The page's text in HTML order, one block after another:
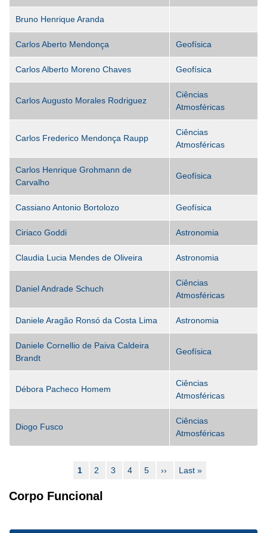
Bruno Henrique Aranda
Carlos Aberto Mendonça Geofísica
Carlos Alberto Moreno Chaves Geofísica
Carlos Augusto Morales Rodriguez
Ciências
Atmosféricas
Carlos Frederico Mendonça Raupp
Ciências
Atmosféricas
Carlos Henrique Grohmann de
Carvalho
Geofísica
Cassiano Antonio Bortolozo Geofísica
Ciriaco Goddi Astronomia
Claudia Lucia Mendes de Oliveira Astronomia
Daniel Andrade Schuch
Ciências
Atmosféricas
Daniele Aragão Ronsó da Costa Lima Astronomia
Daniele Cornellio de Paiva Caldeira
Brandt
Geofísica
Débora Pacheco Homem
Ciências
Atmosféricas
Diogo Fusco
Ciências
Atmosféricas
Current
1 Page
2 Page
3 Page
4 Page
5
Next
››
Last
Last »
Corpo Funcional